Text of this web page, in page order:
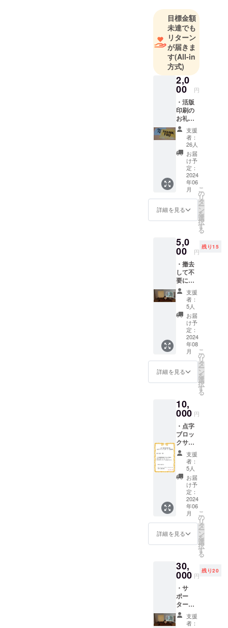
レンジした
アート作品
です。
「自分らし
さは気付い
た回数」を
コンセプト
に、目が見
える見えな
い関係な
く、どんな
人も一緒に
楽しめる作
品を作って
現在は熊本
県を拠点
に、作品展
や点字体験
どを各地で
開催してい
また、熊本
地震や令和2
年7月豪雨の
復興支援と
して、チャ
リティー企
画や被災地
とコラボし
たグッズ販
売を行って
目標金額
未達でも
リターン
が届きま
す(All-in
方式)
2,0
00 円
・活版
印刷の
お礼状
（ポス
トカー
ト）
2016年
4月に発
生した
熊本地
震の復
興支援
として
制作し
たポス
トカー
す。 南
阿蘇村
（白川
水源）
の湧き
水で手
すきし
た和紙
に、活
版印刷
と点字
でメッ
セージ
を入れ
まし
た。 活
版印刷
400年前
ロッパ
から熊
本県天
草地方
に伝来
した印
刷技術
で、キ
リシタ
ンの聖
書を印
刷する
のに活
躍しま
した。
また、
宮沢賢
の夜」
では、
が活版
印刷所
で活字
拾いの
仕事を
支援
者：
26人
お届
け予
定：
2024
年06
月
詳細を見る
こ
の
リ
タ
ー
ン
を
選
択
す
る
5,0
00 円
残り15
・撤去
して不
要に
なった
点字ブ
ロック1
枚 雨に
も負け
ず風に
も負け
ず、褒
められ
もせず
苦にも
され
ず、人
視覚障
害者が
安全に
歩ける
よう働
いてい
る点字
ブロッ
ク。 多
良木駅
での役
目を終
えて不
要に
なった
点字ブ
ロック1
そのま
まイン
テリア
として
飾って
もよ
し、
アート
支援
者：
5人
お届
け予
定：
2024
年08
月
詳細を見る
こ
の
リ
タ
ー
ン
を
選
択
す
る
10,
000 円
・点字
ブロッ
クサ
ポー
ター証
明書 ブ
レイル
フレン
ドリー
プロ
ジェク
トより
感謝を
込め
て、点
字ブ
のサ
ポー
ター証
明書を
発行し
ます。
支援
者：
5人
お届
け予
定：
2024
年06
月
詳細を見る
こ
の
リ
タ
ー
ン
を
選
択
す
る
30,
000 円
残り20
・サ
ポー
ター証
明書 ・
撤去し
支援
者：